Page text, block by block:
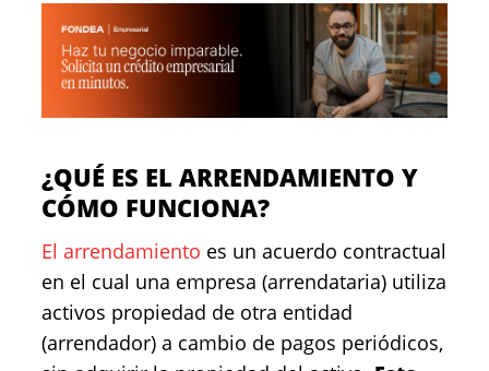
¿QUÉ ES EL ARRENDAMIENTO Y
CÓMO FUNCIONA?
El arrendamiento es un acuerdo contractual
en el cual una empresa (arrendataria) utiliza
activos propiedad de otra entidad
(arrendador) a cambio de pagos periódicos,